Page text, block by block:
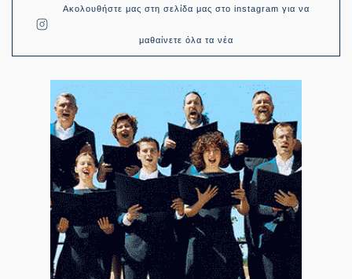
Ακολουθήστε μας στη σελίδα μας στο instagram για να
μαθαίνετε όλα τα νέα